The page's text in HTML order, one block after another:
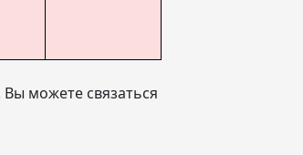
можете связаться